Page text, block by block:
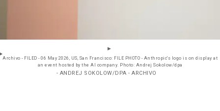
Archivo - FILED - 06 May 2026, US, San Francisco: FILE PHOTO - Anthropic's logo is on display at
an event hosted by the AI company. Photo: Andrej Sokolow/dpa
- ANDREJ SOKOLOW/DPA - ARCHIVO